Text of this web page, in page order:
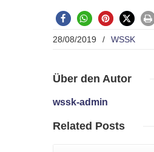
28/08/2019 / WSSK
Über den Autor
wssk-admin
Related Posts